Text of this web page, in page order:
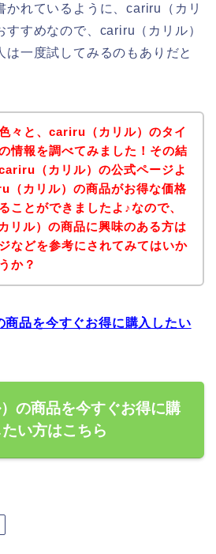
かれているように、cariru（カリ
すすめなので、cariru（カリル）
は一度試してみるのもありだと
々と、cariru（カリル）のタイ
情報を調べてみました！その結
（カリル）の公式ページよ
（カリル）の商品がお得な価格
ことができましたよ♪なので、
リル）の商品に興味のある方は
などを参考にされてみてはいか
か？
品を今すぐお得に購入したい
の商品を今すぐお得に購
い方はこちら